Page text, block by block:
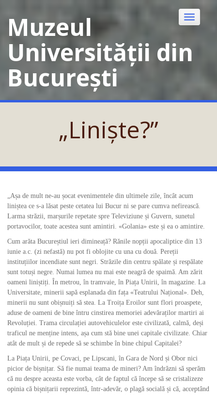
contentMuzeul
Universității din
București
Toggle
„Liniște?”
„Așa de mult ne-au șocat evenimentele din ultimele zile, încât acum
liniștea ce s-a lăsat peste cetatea lui Bucur ni se pare cumva nefirească.
Larma străzii, marșurile repetate spre Televiziune și Guvern, sunetul
portavocilor, toate acestea sunt amintiri. «Golania» este și ea o amintire.
Cum arăta Bucureștiul ieri dimineață? Rănile nopții apocaliptice din 13
iunie a.c. (zi nefastă) nu pot fi oblojite cu una cu două. Pereții
instituțiilor incendiate sunt negri. Străzile din centru spălate și respălate
sunt totuși negre. Numai lumea nu mai este neagră de spaimă. Am zărit
oameni liniștiți. În metrou, în tramvaie, în Piața Unirii, în magazine. La
Universitate, minerii sapă esplanada din fața «Teatrului Național». Deh,
minerii nu sunt obișnuiți să stea. La Troița Eroilor sunt flori proaspete,
aduse de oameni de bine întru cinstirea memoriei adevăraților martiri ai
Revoluției. Trama circulației autovehiculelor este civilizată, calmă, deși
traficul ne menține intens, așa cum stă bine unei capitale civilizate. Chiar
atât de mult și de repede să se schimbe în bine chipul Capitalei?
La Piața Unirii, pe Covaci, pe Lipscani, în Gara de Nord și Obor nici
picior de bișnițar. Să fie numai teama de mineri? Am îndrăzni să sperăm
că nu despre aceasta este vorba, cât de faptul că începe să se cristalizeze
opinia că bișnițarii reprezintă, într-adevăr, o plagă socială și că, acceptând